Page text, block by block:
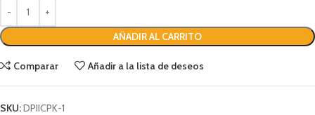
AÑADIR AL CARRITO
Comparar Añadir a la lista de deseos
SKU:DPIICPK-1